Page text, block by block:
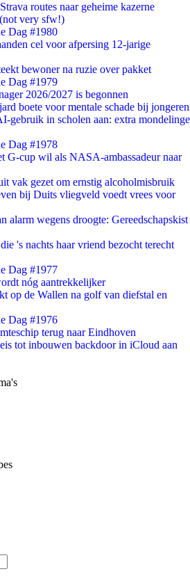
routes naar geheime kazerne
very sfw!)
Dag #1980
cel voor afpersing 12-jarige
bewoner na ruzie over pakket
Dag #1979
2026/2027 is begonnen
boete voor mentale schade bij jongeren
gebruik in scholen aan: extra mondelinge
Dag #1978
G-cup wil als NASA-ambassadeur naar
vak gezet om ernstig alcoholmisbruik
bij Duits vliegveld voedt vrees voor
alarm wegens droogte: Gereedschapskist
's nachts haar vriend bezocht terecht
Dag #1977
nóg aantrekkelijker
op de Wallen na golf van diefstal en
Dag #1976
terug naar Eindhoven
tot inbouwen backdoor in iCloud aan